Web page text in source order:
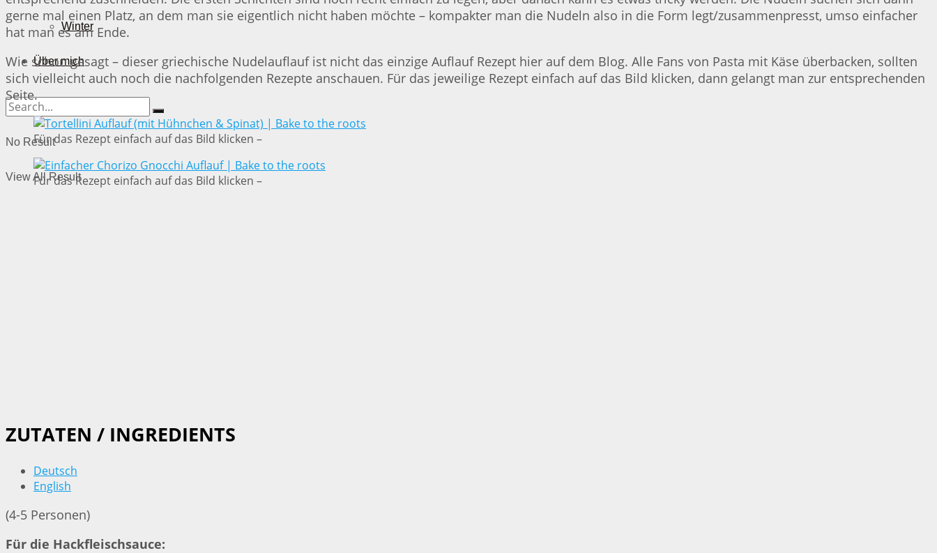
Winter
Über mich
No Result
View All Result
gerne mal einen Platz, an dem man sie eigentlich nicht haben möchte – kompakter man die Nudeln also in die Form legt/zusammenpresst, umso einfacher
hat man es am Ende.
Wie schon gesagt – dieser griechische Nudelauflauf ist nicht das einzige Auflauf Rezept hier auf dem Blog. Alle Fans von Pasta mit Käse überbacken, sollten
sich vielleicht auch noch die nachfolgenden Rezepte anschauen. Für das jeweilige Rezept einfach auf das Bild klicken, dann gelangt man zur entsprechenden
Seite.
Für das Rezept einfach auf das Bild klicken –
Für das Rezept einfach auf das Bild klicken –
ZUTATEN / INGREDIENTS
Deutsch
English
(4-5 Personen)
Für die Hackfleischsauce: